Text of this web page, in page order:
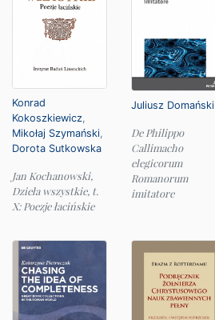
Konrad
Kokoszkiewicz,
Mikołaj Szymański,
Dorota Sutkowska
Jan Kochanowski,
Dzieła wszystkie, t.
X: Poezje łacińskie
Juliusz Domański
De Philippo
Callimacho
elegicorum
Romanorum
imitatore